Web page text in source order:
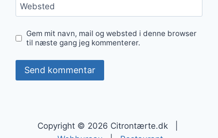
Websted
Gem mit navn, mail og websted i denne browser
til næste gang jeg kommenterer.
Copyright © 2026 Citrontærte.dk |